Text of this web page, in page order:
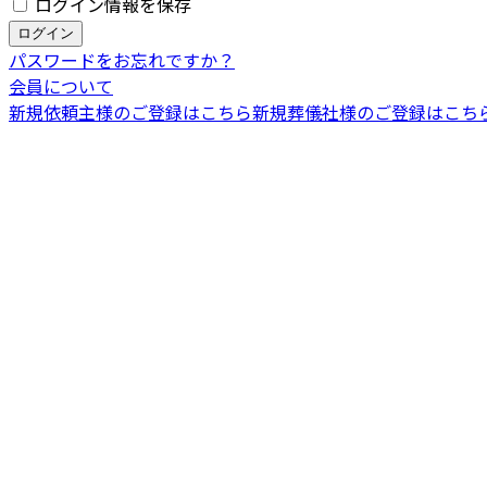
パスワードをお忘れですか？
会員について
新規依頼主様のご登録はこちら新規葬儀社様のご登録はこち